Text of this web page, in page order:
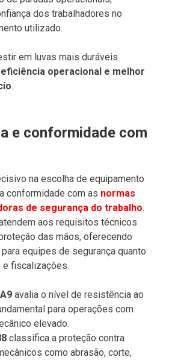
dos trabalhadores no
utilizado.
em luvas mais duráveis
operacional e melhor
.
e conformidade com
na escolha de equipamento
conformidade com as normas
de segurança do trabalho.
aos requisitos técnicos
das mãos, oferecendo
equipes de segurança quanto
e fiscalizações.
avalia o nível de resistência ao
para operações com
elevado.
classifica a proteção contra
como abrasão, corte,